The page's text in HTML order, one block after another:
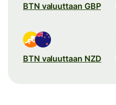
BTN valuuttaan GBP
BTN valuuttaan NZD